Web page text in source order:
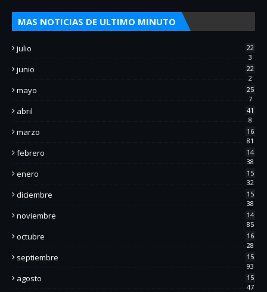
MAS NOTICIAS DE ULTIMO MINUTO
julio
22
3
junio
22
2
mayo
25
7
abril
41
8
marzo
16
81
febrero
14
38
enero
15
32
diciembre
15
38
noviembre
14
85
octubre
16
28
septiembre
15
93
agosto
15
47